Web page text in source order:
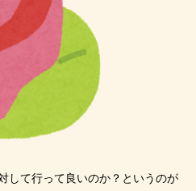
して行って良いのか？というのが